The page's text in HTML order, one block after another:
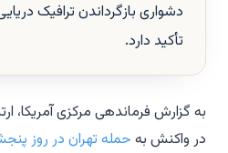
دشواری بازگرداندن ترافیک
تأکید دارد.
به گزارش فرماندهی مرکزی آمریکا،
در واکنش بهحمله تهران در روز